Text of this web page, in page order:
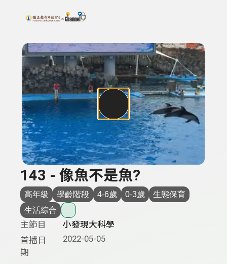
上方功能區塊
搜尋關鍵字：可輸入節目名稱、主持人或關鍵字
143 - 像魚不是魚?
高年級 學齡階段 4-6歲 0-3歲
生態保育
生活綜合
...
主節目
小發現大科學
首播日
期
2022-05-05